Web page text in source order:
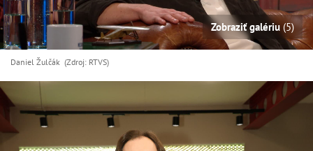
Zobraziť galériu(5)
Daniel Žulčák (Zdroj: RTVS)